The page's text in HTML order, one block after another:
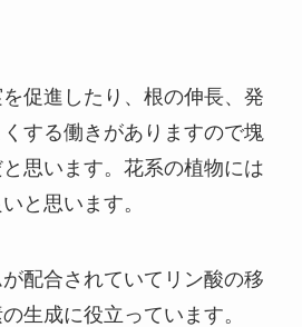
促進したり、根の伸長、発
する働きがありますので塊
思います。花系の植物には
と思います。
配合されていてリン酸の移
生成に役立っています。